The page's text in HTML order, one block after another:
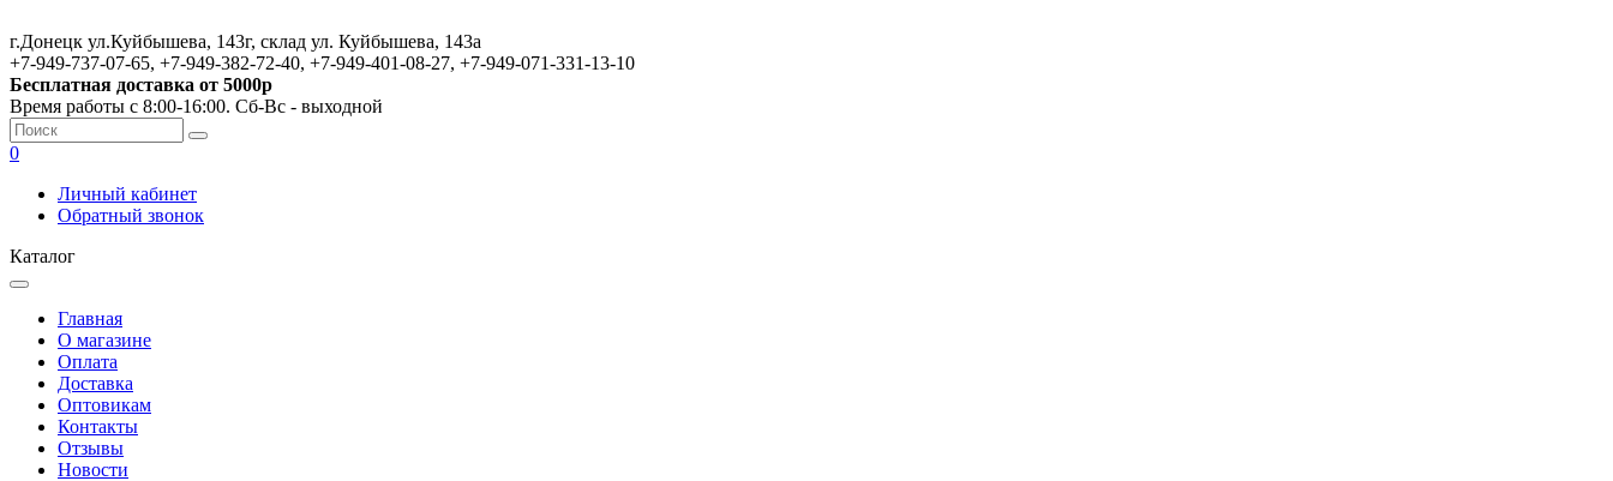
г.Донецк ул.Куйбышева, 143г, склад ул. Куйбышева, 143а
+7-949-737-07-65, +7-949-382-72-40, +7-949-401-08-27, +7-949-071-331-13-10
Бесплатная доставка от 5000р
Время работы с 8:00-16:00. Сб-Вс - выходной
0
Личный кабинет
Обратный звонок
Каталог
Главная
О магазине
Оплата
Доставка
Оптовикам
Контакты
Отзывы
Новости